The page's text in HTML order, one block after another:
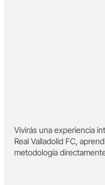
Vivirás una experiencia
Real Valladolid FC,
metodología